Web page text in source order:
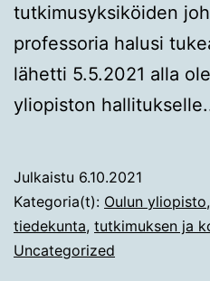
tutkimusyksiköiden
professoria halusi
lähetti 5.5.2021 alla
yliopiston
Julkaistu 6.10.2021
Kategoria(t): Oulun yliopisto,
tiedekunta, tutkimuksen ja
Uncategorized